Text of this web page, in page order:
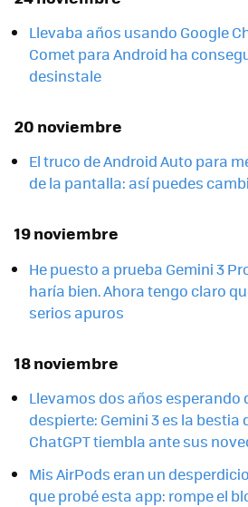
Llevaba años usando Google
Comet para Android ha
desinstale
20 noviembre
El truco de Android Auto para
de la pantalla: así puedes
19 noviembre
He puesto a prueba Gemini 3
haría bien. Ahora tengo claro
serios apuros
18 noviembre
Llevamos dos años esperando
despierte: Gemini 3 es la bestia
ChatGPT tiembla ante sus
Mis AirPods eran un
que probé esta app: rompe el